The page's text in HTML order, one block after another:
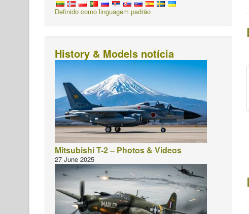
Definido como linguagem padrão
History & Models notícia
Mitsubishi T-2 – Photos & Videos
27 June 2025